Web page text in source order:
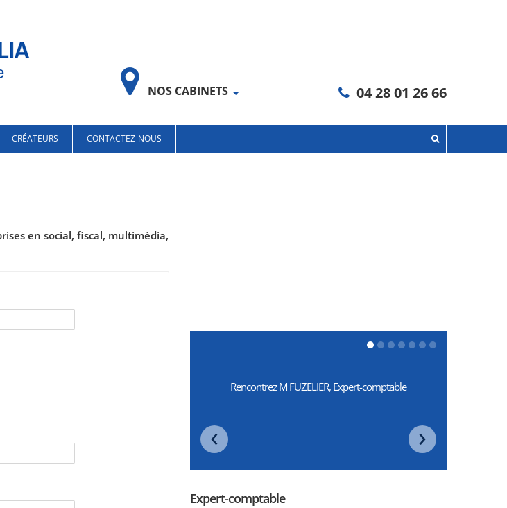
NOS CABINETS 04 28 01 26 66
CRÉATEURS CONTACTEZ-NOUS
en social, fiscal, multimédia,
Rencontrez M FUZELIER, Expert-comptable
Expert-comptable
‹ ›